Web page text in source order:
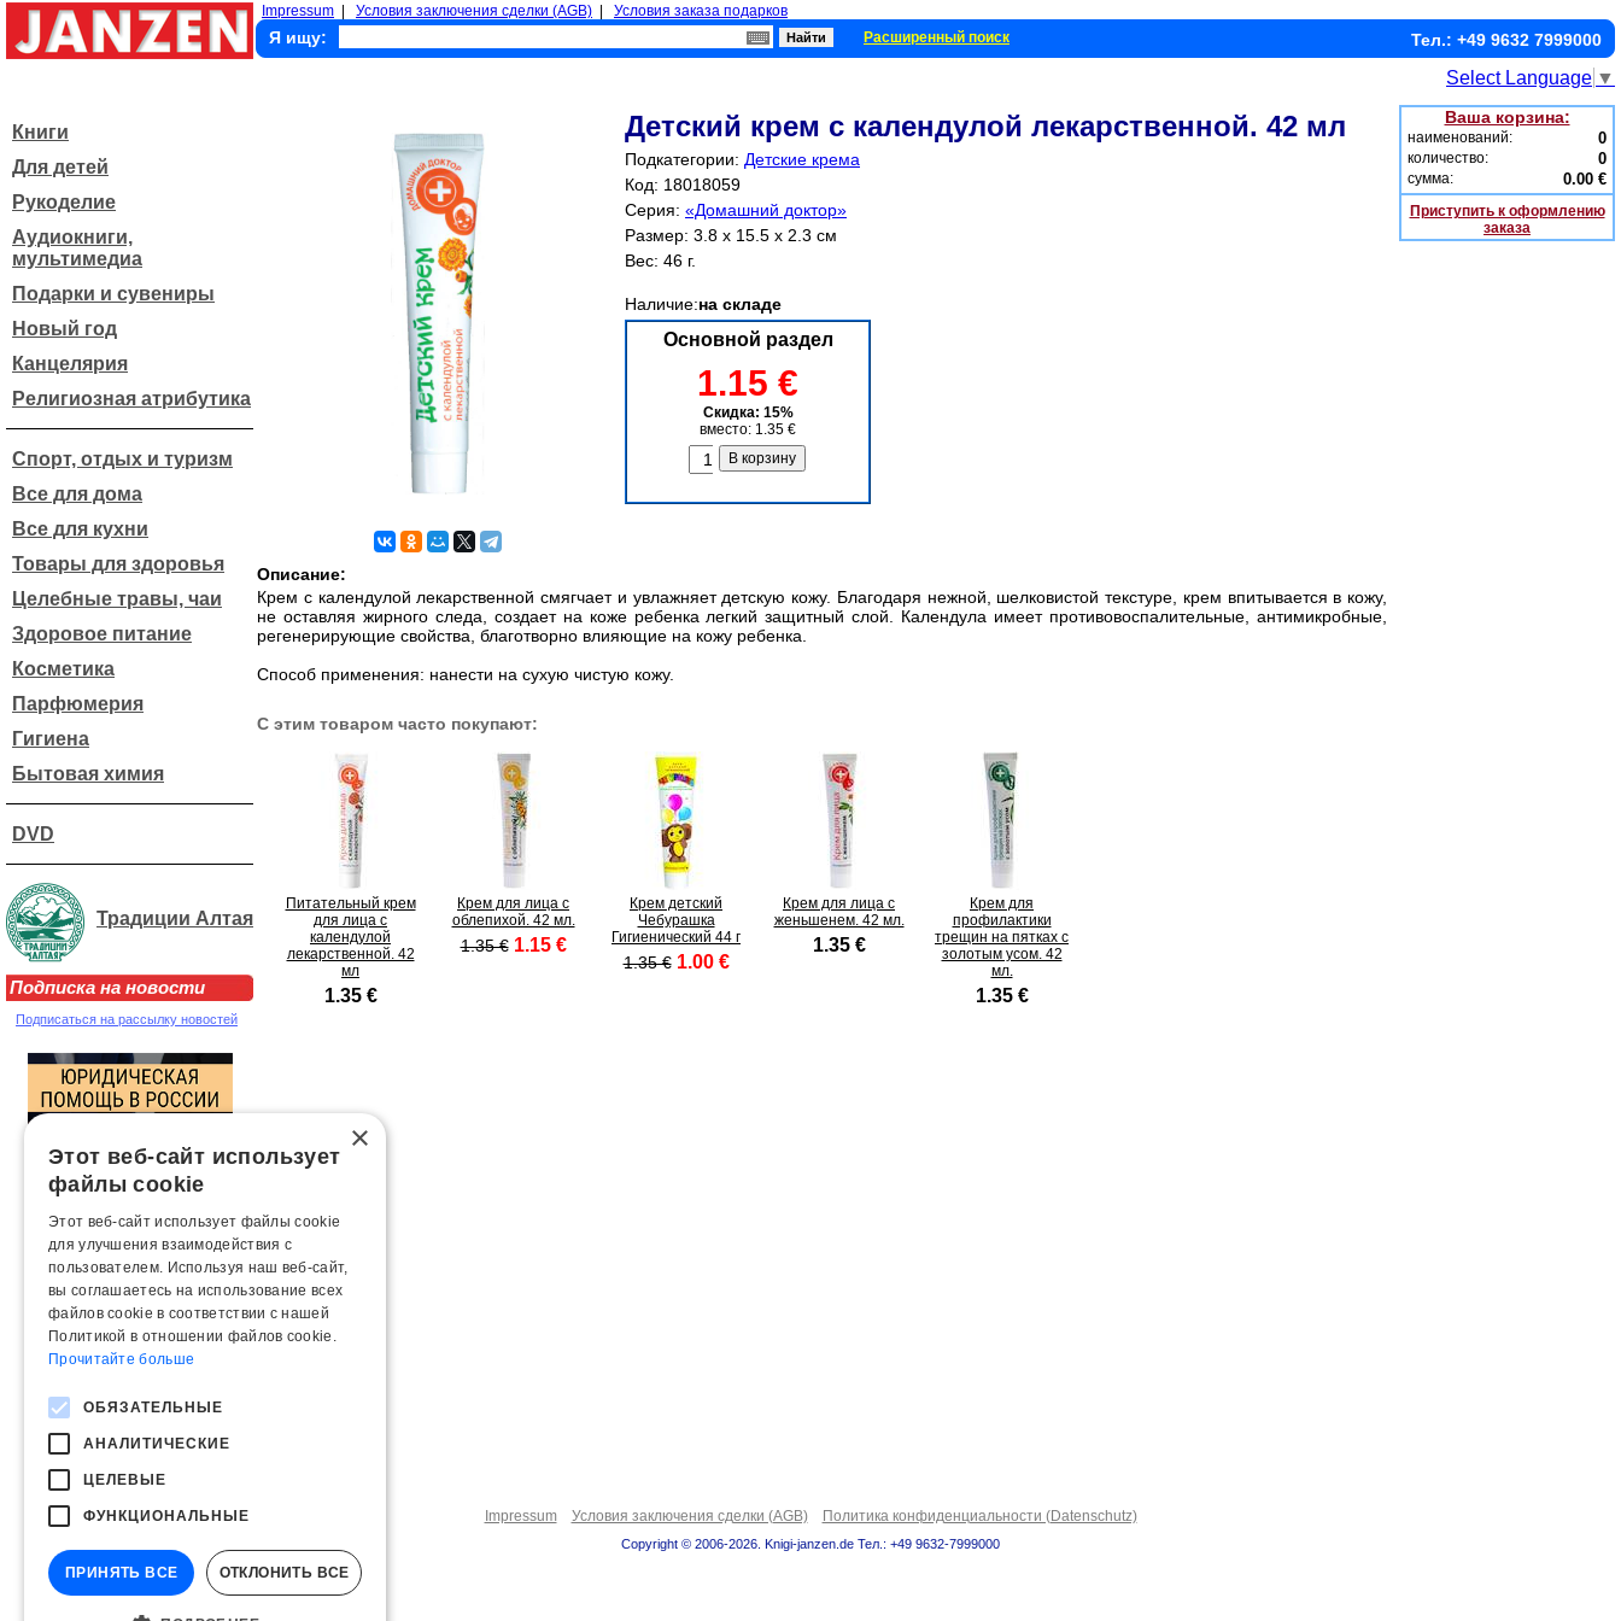
Impressum Условия заключения сделки (AGB) Условия заказа подарков
Я ищу: Расширенный поиск Тел.: +49 9632 7999000
Select Language ▼
Книги
Для детей
Рукоделие
Аудиокниги,
мультимедиа
Подарки и сувениры
Новый год
Канцелярия
Религиозная атрибутика
Спорт, отдых и туризм
Все для дома
Все для кухни
Товары для здоровья
Целебные травы, чаи
Здоровое питание
Косметика
Парфюмерия
Гигиена
Бытовая химия
DVD
Традиции Алтая
Подписка на новости
Подписаться на рассылку новостей
Детский крем с календулой лекарственной. 42 мл
Подкатегории: Детские крема
Код: 18018059
Серия: «Домашний доктор»
Размер: 3.8 x 15.5 x 2.3 см
Вес: 46 г.
Наличие:на складе
Основной раздел
1.15 €
Скидка: 15%
вместо: 1.35 €
Описание:
Крем с календулой лекарственной смягчает и увлажняет детскую кожу. Благодаря нежной, шелковистой текстуре, крем впитывается в кожу,
не оставляя жирного следа, создает на коже ребенка легкий защитный слой. Календула имеет противовоспалительные, антимикробные,
регенерирующие свойства, благотворно влияющие на кожу ребенка.
Способ применения: нанести на сухую чистую кожу.
С этим товаром часто покупают:
Питательный крем
для лица с
календулой
лекарственной. 42
мл
1.35 €
Крем для лица с
облепихой. 42 мл.
1.35 € 1.15 €
Крем детский
Чебурашка
Гигиенический 44 г
1.35 € 1.00 €
Крем для лица с
женьшенем. 42 мл.
1.35 €
Крем для
профилактики
трещин на пятках с
золотым усом. 42
мл.
1.35 €
Ваша корзина:
наименований: 0
количество: 0
сумма: 0.00 €
Приступить к оформлению
заказа
Impressum Условия заключения сделки (AGB) Политика конфиденциальности (Datenschutz)
Copyright © 2006-2026. Knigi-janzen.de Тел.: +49 9632-7999000
×
Этот веб-сайт использует
файлы cookie
Этот веб-сайт использует файлы cookie
для улучшения взаимодействия с
пользователем. Используя наш веб-сайт,
вы соглашаетесь на использование всех
файлов cookie в соответствии с нашей
Политикой в ​​отношении файлов cookie.
Прочитайте больше
ОБЯЗАТЕЛЬНЫЕ
АНАЛИТИЧЕСКИЕ
ЦЕЛЕВЫЕ
ФУНКЦИОНАЛЬНЫЕ
ПРИНЯТЬ ВСЕ ОТКЛОНИТЬ ВСЕ